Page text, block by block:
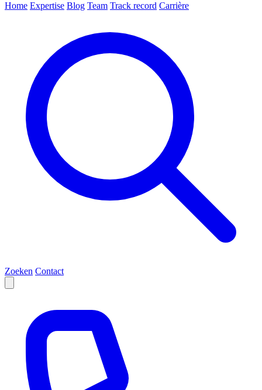
Home Expertise Blog Team Track record Carrière
Zoeken Contact